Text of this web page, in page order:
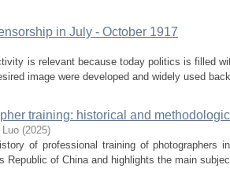
in July - October 1917
is relevant because today politics is filled
image were developed and widely used
training: historical and
Luo (2025)
of professional training of photographers
Republic of China and highlights the main